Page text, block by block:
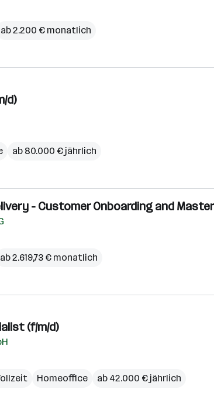
ab 2.200 € monatlich
d)
ab 80.000 € jährlich
- Customer Onboarding and
ab 2.619,73 € monatlich
(f/m/d)
Homeoffice ab 42.000 € jährlich